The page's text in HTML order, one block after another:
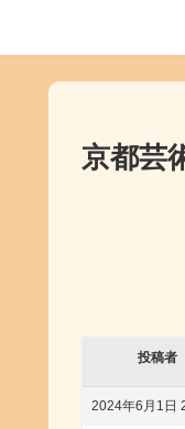
京都芸
投稿者
2024年6月1日